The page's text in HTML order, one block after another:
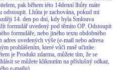
pak během této 14denní lhůty máte
Lhůta je zachována, pokud mi
14. den po dni, kdy byla Smlouva
formulář uvedený pod těmito OP. Odstoupit
formuláře, nebo jiného textu obdobného
uvedených výše (e-mail nebo adresa
prohlášením, které vůči mně učiníte.
je Produkt zdarma, můžete tím, že se
se můžete kliknutím na příslušný odkaz,
e-mailu).